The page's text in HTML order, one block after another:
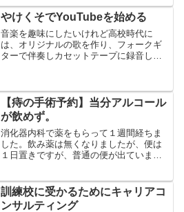
いましたが、当たっています...
やけくそでYouTubeを始める
音楽を趣味にしたいけれど高校時代に
は、オリジナルの歌を作り、フォークギ
ターで伴奏しカセットテープに録音して
中学校時代の友達から詞を提供され、曲
を作ってくれと頼まれました...
【痔の手術予約】当分アルコール
が飲めず。
消化器内科で薬をもらって１週間経ちま
した。飲み薬は無くなりましたが、便は
１日置きですが、普通の便が出ていま
か、次病院で相談するんでした。消化器
内科では、痔の手術はしない...
訓練校に受かるためにキャリアコ
ンサルティング